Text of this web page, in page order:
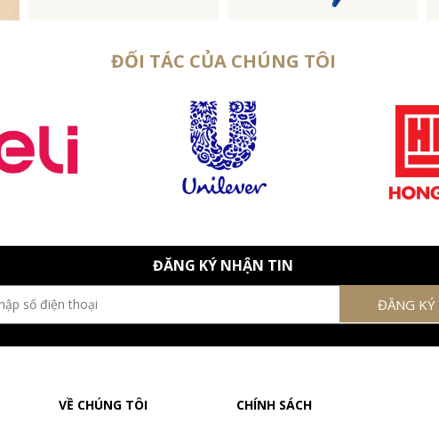
ĐỐI TÁC CỦA CHÚNG TÔI
ĐĂNG KÝ NHẬN TIN
VỀ CHÚNG TÔI
CHÍNH SÁCH